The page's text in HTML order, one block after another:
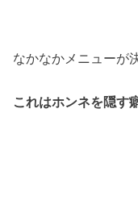
なかなかメニューが
これはホンネを隠す